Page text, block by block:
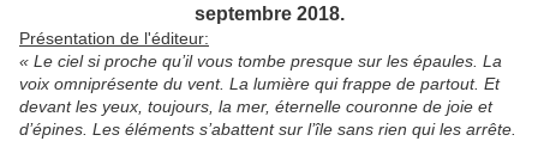
septembre 2018.
Présentation de l'éditeur:
« Le ciel si proche qu’il vous tombe presque sur les épaules. La
voix omniprésente du vent. La lumière qui frappe de partout. Et
devant les yeux, toujours, la mer, éternelle couronne de joie et
d’épines. Les éléments s’abattent sur l’île sans rien qui les arrête.